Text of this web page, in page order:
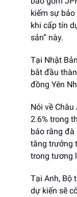
kiếm sự
khi cấp tín
sản” này.
Tại Nhật
bắt đầu
đồng Yên
Nói về
2.6% trong
báo rằng đà
tăng trưởng
trong tương
Tại Anh, Bộ
dự kiến sẽ